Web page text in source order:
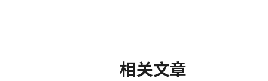
相关文章